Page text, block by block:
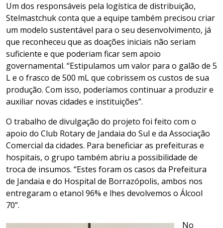
Um dos responsáveis pela logística de distribuição,
Stelmastchuk conta que a equipe também precisou criar
um modelo sustentável para o seu desenvolvimento, já
que reconheceu que as doações iniciais não seriam
suficiente e que poderiam ficar sem apoio
governamental. “Estipulamos um valor para o galão de 5
L e o frasco de 500 mL que cobrissem os custos de sua
produção. Com isso, poderíamos continuar a produzir e
auxiliar novas cidades e instituições”.
O trabalho de divulgação do projeto foi feito com o
apoio do Club Rotary de Jandaia do Sul e da Associação
Comercial da cidades. Para beneficiar as prefeituras e
hospitais, o grupo também abriu a possibilidade de
troca de insumos. “Estes foram os casos da Prefeitura
de Jandaia e do Hospital de Borrazópolis, ambos nos
entregaram o etanol 96% e lhes devolvemos o Álcool
70”.
No